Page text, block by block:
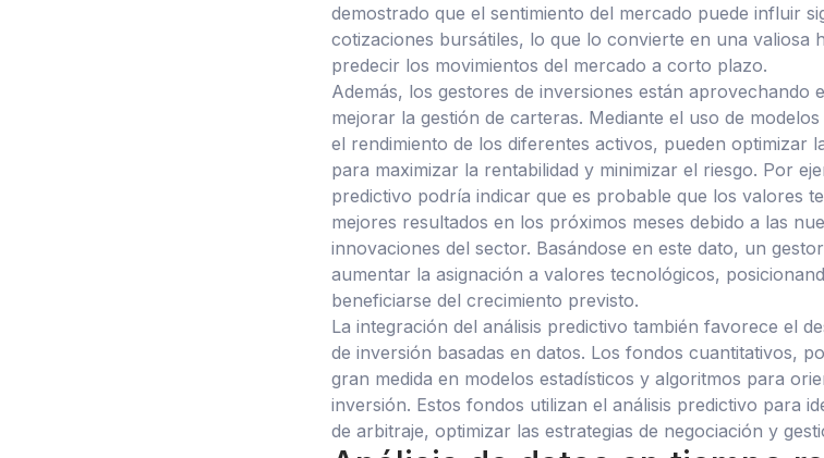
demostrado que el sentimiento del mercado puede influir
cotizaciones bursátiles, lo que lo convierte en una valiosa
predecir los movimientos del mercado a corto plazo.
Además, los gestores de inversiones están aprovechando
mejorar la gestión de carteras. Mediante el uso de
el rendimiento de los diferentes activos, pueden optimizar
para maximizar la rentabilidad y minimizar el riesgo. Por
predictivo podría indicar que es probable que los valores
mejores resultados en los próximos meses debido a las
innovaciones del sector. Basándose en este dato, un
aumentar la asignación a valores tecnológicos,
beneficiarse del crecimiento previsto.
La integración del análisis predictivo también favorece el
de inversión basadas en datos. Los fondos cuantitativos,
gran medida en modelos estadísticos y algoritmos para
inversión. Estos fondos utilizan el análisis predictivo para
de arbitraje, optimizar las estrategias de negociación y